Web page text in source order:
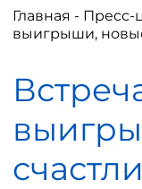
Главная - Пресс-
выигрыши,